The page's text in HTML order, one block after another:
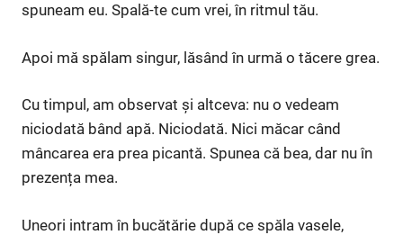
spuneam eu. Spală-te cum vrei, în ritmul tău.
Apoi mă spălam singur, lăsând în urmă o tăcere grea.
Cu timpul, am observat și altceva: nu o vedeam
niciodată bând apă. Niciodată. Nici măcar când
mâncarea era prea picantă. Spunea că bea, dar nu în
prezența mea.
Uneori intram în bucătărie după ce spăla vasele,